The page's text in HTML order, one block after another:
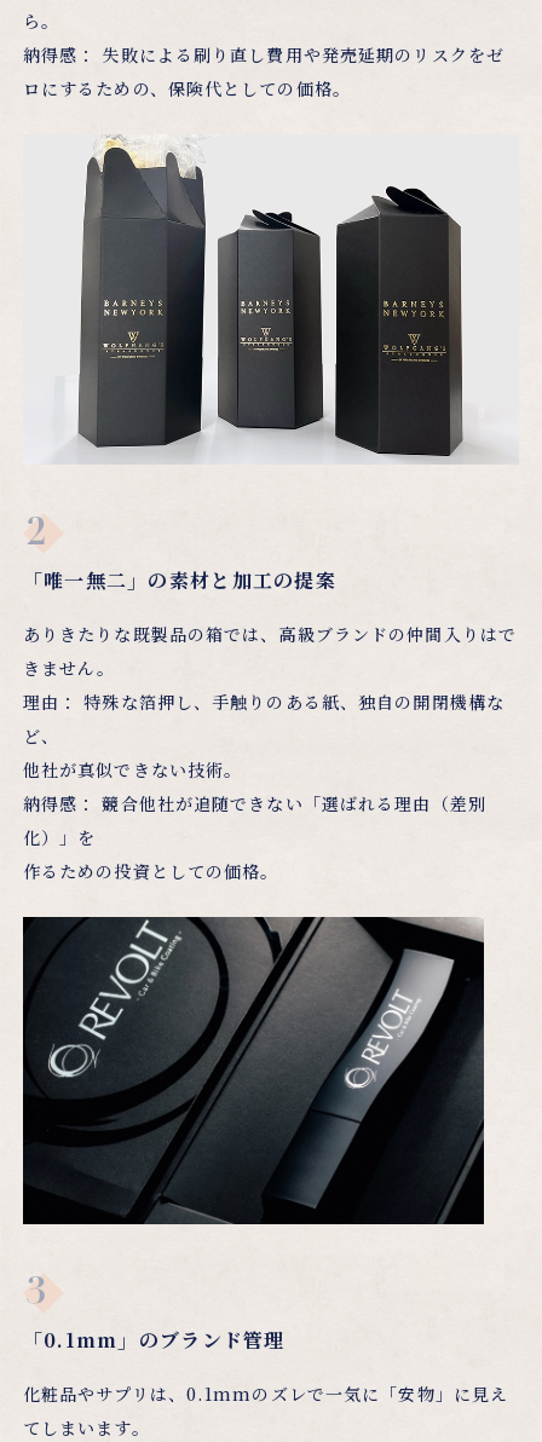
ら。
納得感： 失敗による刷り直し費用や発売延期のリスクをゼ
ロにするための、保険代としての価格。
「唯一無二」の素材と加工の提案
ありきたりな既製品の箱では、高級ブランドの仲間入りはで
きません。
理由： 特殊な箔押し、手触りのある紙、独自の開閉機構な
ど、
他社が真似できない技術。
納得感： 競合他社が追随できない「選ばれる理由（差別
化）」を
作るための投資としての価格。
「0.1mm」のブランド管理
化粧品やサプリは、0.1mmのズレで一気に「安物」に見え
てしまいます。